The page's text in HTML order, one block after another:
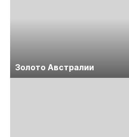
Золото Австралии